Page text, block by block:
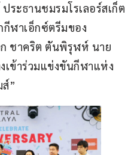
ระธานชมรมโรเลอร์สเก็ต
ฬาเอ็กซ์ตรีมของ
ชาคริต ตันพิรุฬห์ นาย
เข้าร่วมแข่งขันกีฬาแห่ง
”